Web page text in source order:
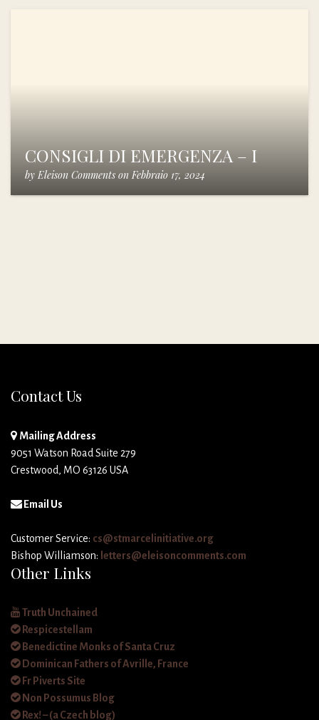
CONSIGLI DI EMERGENZA – I
by Eleison Comments on Febbraio 17, 2024
Contact Us
Mailing Address
9051 Watson Road Suite 279
Crestwood, MO 63126 USA
Email Us
Customer Service: cs@stmarcelinitiative.org
Bishop Williamson: letters@eleisoncomments.com
Other Links
Truth Unchained
Respicestellam
Benedictine Monks of Santa Cruz
Dominican Fathers of Avrille, France
Fr Piverts Site
Non Possumus Blog
Rex! – (a Czech blog)